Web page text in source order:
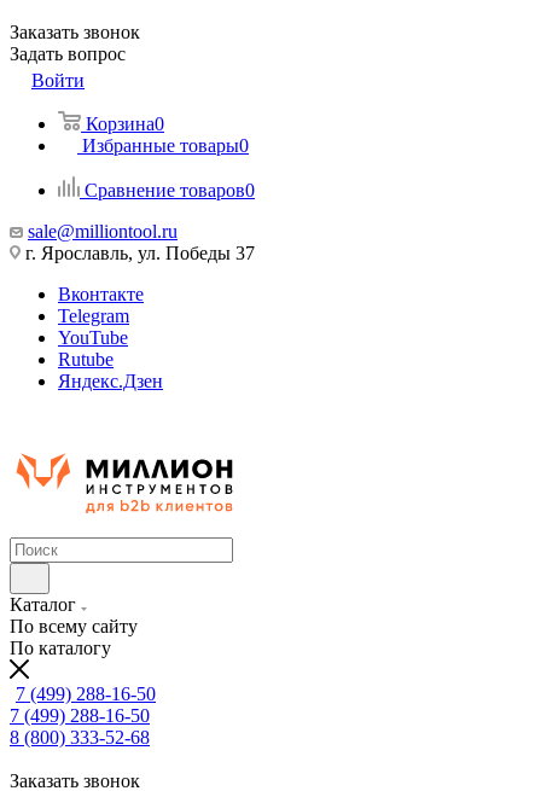
Заказать звонок
Задать вопрос
Войти
Корзина0
Избранные товары0
Сравнение товаров0
sale@milliontool.ru
г. Ярославль, ул. Победы 37
Вконтакте
Telegram
YouTube
Rutube
Яндекс.Дзен
Каталог
По всему сайту
По каталогу
7 (499) 288-16-50
7 (499) 288-16-50
8 (800) 333-52-68
Заказать звонок